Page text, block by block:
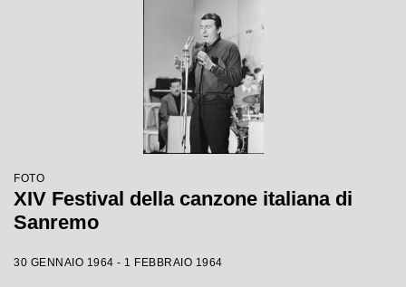
FOTO
XIV Festival della canzone italiana di
Sanremo
30 GENNAIO 1964 - 1 FEBBRAIO 1964